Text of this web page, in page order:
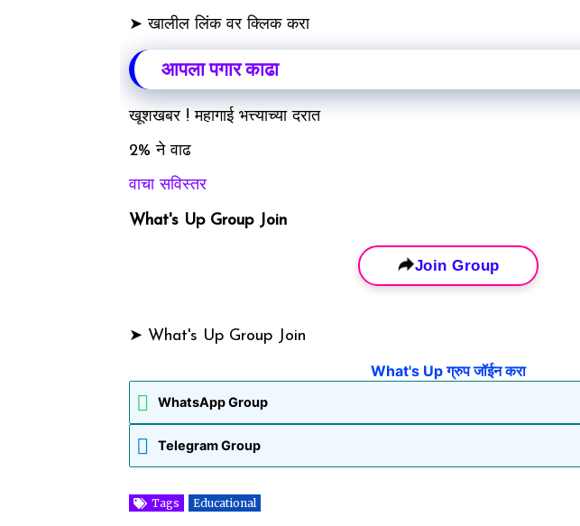
➤ खालील लिंक वर क्लिक करा
आपला पगार काढा
खूशखबर ! महागाई भत्त्याच्या दरात
2% ने वाढ
वाचा सविस्तर
What's Up Group Join
Join Group
➤ What's Up Group Join
What's Up ग्रुप जॉईन करा
WhatsApp Group
Telegram Group
Tags Educational